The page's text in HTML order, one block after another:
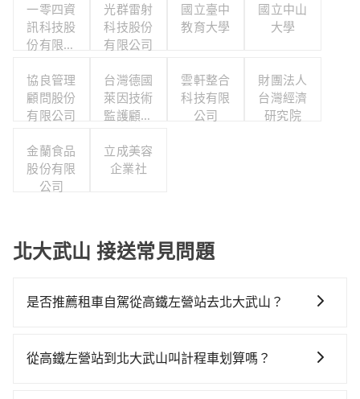
一零四資
訊科技股
份有限公
光群雷射
科技股份
有限公司
國立臺中
教育大學
國立中山
大學
協良管理
顧問股份
有限公司
台灣德國
萊因技術
監護顧問
公司
雲軒整合
科技有限
公司
財團法人
台灣經濟
研究院
金蘭食品
股份有限
公司
立成美容
企業社
北大武山 接送常見問題
是否推薦租車自駕從高鐵左營站去北大武山？
時不需要閉目養神（因為要自己開車），最重要的是你
從高鐵左營站到北大武山叫計程車划算嗎？